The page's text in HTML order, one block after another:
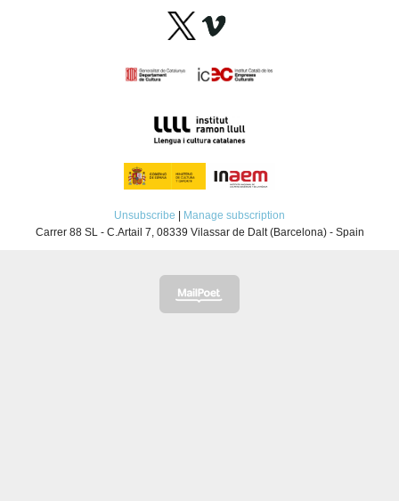
Unsubscribe
Manage subscription
Carrer 88 SL - C.Artail 7, 08339 Vilassar de Dalt (Barcelona) - Spain